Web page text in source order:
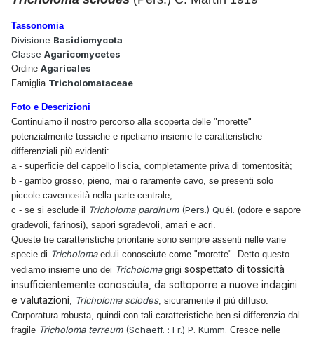
Tassonomia
Divisione Basidiomycota
Classe Agaricomycetes
Ordine Agaricales
Famiglia Tricholomataceae
Foto e Descrizioni
Continuiamo il nostro percorso alla scoperta delle "morette"
potenzialmente tossiche e ripetiamo insieme le caratteristiche
differenziali più evidenti:
a - superficie del cappello liscia, completamente priva di tomentosità;
b - gambo grosso, pieno, mai o raramente cavo, se presenti solo
piccole cavernosità nella parte centrale;
c - se si esclude il
Tricholoma pardinum (Pers.) Quél. (odore e sapore
gradevoli, farinosi), sapori sgradevoli, amari e acri.
Queste tre caratteristiche prioritarie sono sempre assenti nelle varie
specie di Tricholomaeduli conosciute come "morette". Detto questo
vediamo insieme uno dei Tricholomagrigi sospettato di tossicità
insufficientemente conosciuta, da sottoporre a nuove indagini
e valutazioni, Tricholoma sciodes, sicuramente il più diffuso.
Corporatura robusta, quindi con tali caratteristiche ben si differenzia dal
fragile Tricholoma terreum (Schaeff. : Fr.) P. Kumm. Cresce nelle